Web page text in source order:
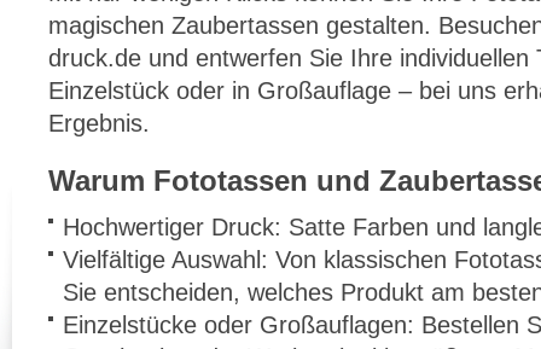
magischen Zaubertassen gestalten.
druck.de und entwerfen Sie Ihre individuellen
Einzelstück oder in Großauflage – bei uns
Ergebnis.
Warum Fototassen und
Hochwertiger Druck: Satte Farben und
Vielfältige Auswahl: Von klassischen
Sie entscheiden, welches Produkt am
Einzelstücke oder Großauflagen: Bestellen